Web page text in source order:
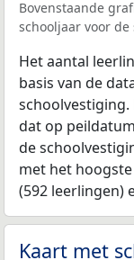
Bovenstaande
schooljaar voor de
Het aantal
basis van de
dat op
de
met het
(592 leerlingen)
Kaart met